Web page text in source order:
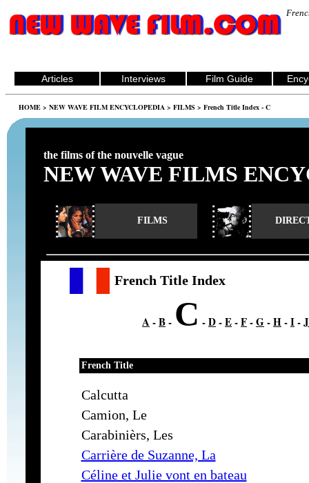
Articles Interviews Film Guide
HOME > NEW WAVE FILM ENCYCLOPEDIA > FILMS > French Title Index - C
the films of the nouvelle vague
NEW WAVE FILMS
FILMS
French Title Index
A-B- C -D-E-F-G-H-I-J
French Title
Calcutta
Camion, Le
Carabinièrs, Les
Carrière de Suzanne, La
Céline et Julie vont en bateau